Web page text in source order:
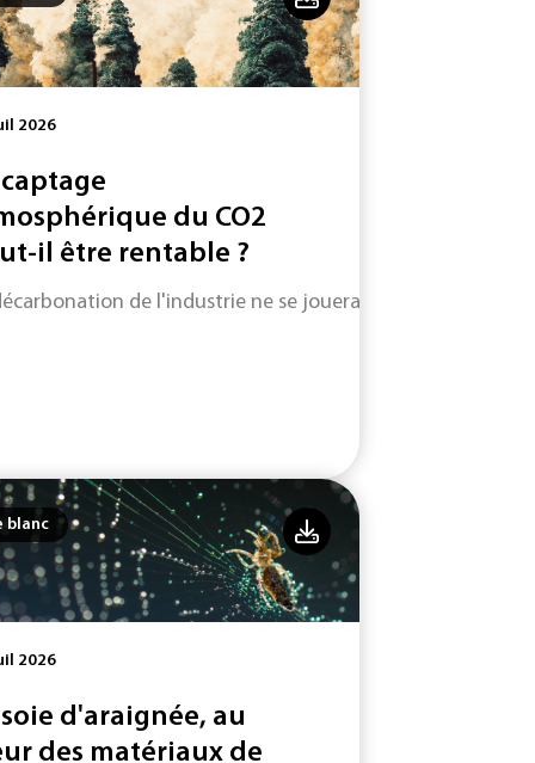
2026
captage
du CO2
il être rentable ?
de l'industrie ne se jouera pas uniquement
blanc
2026
soie d'araignée, au
des matériaux de